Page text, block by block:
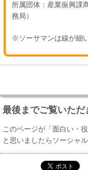
所属団体：産業振興課
務局）
※ソーサマンは線が細
最後までご覧いただ
このページが「面白い・
と思いましたらソーシャ